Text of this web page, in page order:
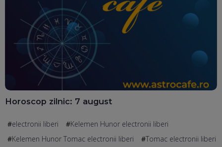
Horoscop zilnic: 7 august
electronii liberi
Kelemen Hunor electronii liberi
Kelemen Hunor Tomac electronii liberi
Tomac electronii liberi